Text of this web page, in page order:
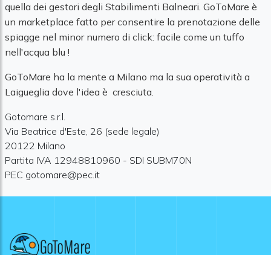
quella dei gestori degli Stabilimenti Balneari. GoToMare è
un marketplace fatto per consentire la prenotazione delle
spiagge nel minor numero di click: facile come un tuffo
nell'acqua blu !
GoToMare ha la mente a Milano ma la sua operatività a
Laigueglia dove l'idea è cresciuta.
Gotomare s.r.l.
Via Beatrice d'Este, 26 (sede legale)
20122 Milano
Partita IVA 12948810960 - SDI SUBM70N
PEC gotomare@pec.it